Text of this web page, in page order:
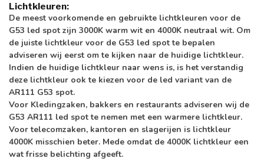
Lichtkleuren:
De meest voorkomende en gebruikte lichtkleuren voor de
G53 led spot zijn 3000K warm wit en 4000K neutraal wit. Om
de juiste lichtkleur voor de G53 led spot te bepalen
adviseren wij eerst om te kijken naar de huidige lichtkleur.
Indien de huidige lichtkleur naar wens is, is het verstandig
deze lichtkleur ook te kiezen voor de led variant van de
AR111 G53 spot.
Voor Kledingzaken, bakkers en restaurants adviseren wij de
G53 AR111 led spot te nemen met een warmere lichtkleur.
Voor telecomzaken, kantoren en slagerijen is lichtkleur
4000K misschien beter. Mede omdat de 4000K lichtkleur een
wat frisse belichting afgeeft.